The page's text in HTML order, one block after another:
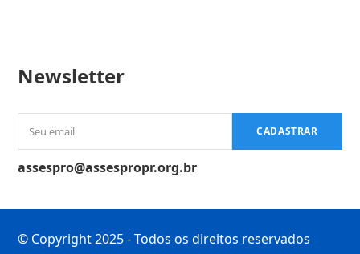
Newsletter
email
CADASTRAR
assespro@assespropr.org.br
© Copyright 2025 - Todos os direitos reservados